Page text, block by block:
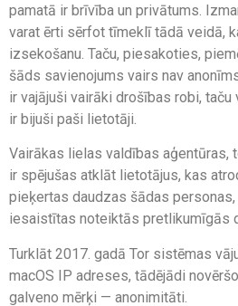
pamatā ir brīvība un privātums.
varat ērti sērfot tīmeklī tādā veidā,
izsekošanu. Taču, piesakoties,
šāds savienojums vairs nav
ir vajājuši vairāki drošības robi,
ir bijuši paši lietotāji.
Vairākas lielas valdības aģentūras,
ir spējušas atklāt lietotājus, kas
pieķertas daudzas šādas
iesaistītas noteiktās pretlikumīgās
Turklāt 2017. gadā Tor sistēmas
macOS IP adreses, tādējādi
galveno mērķi — anonimitāti.